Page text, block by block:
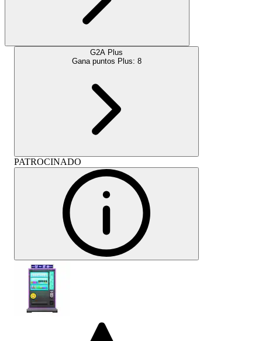
G2A Plus
Gana puntos Plus: 8
PATROCINADO